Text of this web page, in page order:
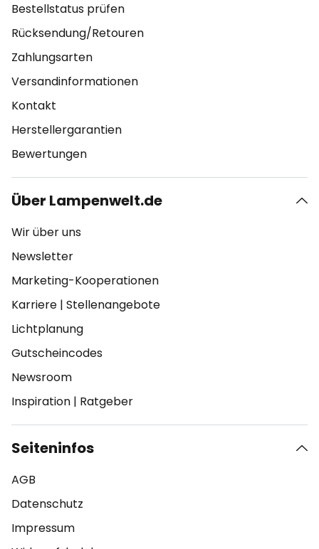
Bestellstatus prüfen
Rücksendung/Retouren
Zahlungsarten
Versandinformationen
Kontakt
Herstellergarantien
Bewertungen
Über Lampenwelt.de
Wir über uns
Newsletter
Marketing-Kooperationen
Karriere | Stellenangebote
Lichtplanung
Gutscheincodes
Newsroom
Inspiration | Ratgeber
Seiteninfos
AGB
Datenschutz
Impressum